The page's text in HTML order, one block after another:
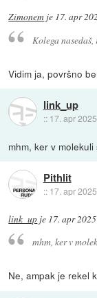
Zimonem je 17. apr
Kolega
Vidim ja, površno
link_up
:: 17. apr
mhm, ker v
Pithlit
:: 17. apr
link_up je 17. apr
mhm, ker v
Ne, ampak je rekel